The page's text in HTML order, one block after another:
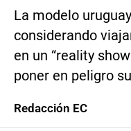
La modelo
considerando
en un “reality
poner en peligro
Redacción EC